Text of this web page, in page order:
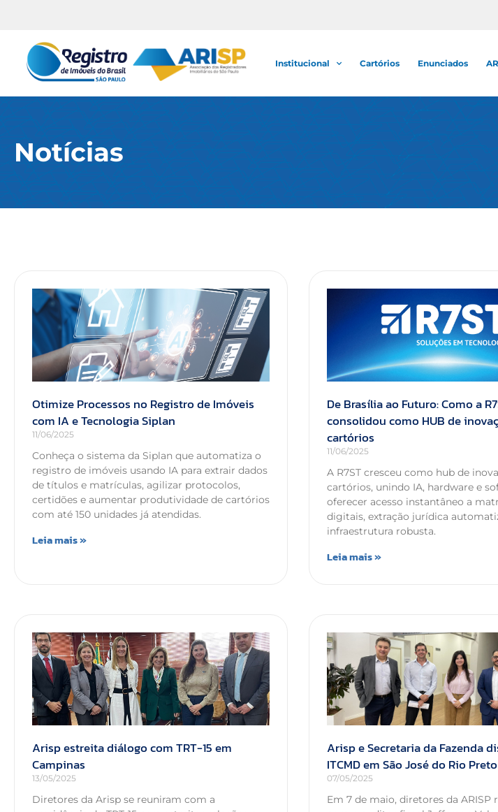
Institucional Cartórios Enunciados
Notícias
Otimize Processos no Registro de Imóveis
com IA e Tecnologia Siplan
11/06/2025
Conheça o sistema da Siplan que automatiza o
registro de imóveis usando IA para extrair dados
de títulos e matrículas, agilizar protocolos,
certidões e aumentar produtividade de cartórios
com até 150 unidades já atendidas.
Leia mais »
De Brasília ao Futuro: Como a
consolidou como HUB de
cartórios
11/06/2025
A R7ST cresceu como hub de
cartórios, unindo IA, hardware e
oferecer acesso instantâneo a
digitais, extração jurídica
infraestrutura robusta.
Leia mais »
Arisp estreita diálogo com TRT-15 em
Campinas
13/05/2025
Diretores da Arisp se reuniram com a
Arisp e Secretaria da Fazenda
ITCMD em São José do Rio Preto
07/05/2025
Em 7 de maio, diretores da ARISP